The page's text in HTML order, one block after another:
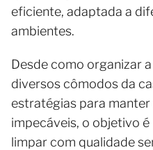
eficiente, adaptada a
ambientes.
Desde como organizar
diversos cômodos da
estratégias para
impecáveis, o objetivo
limpar com qualidade